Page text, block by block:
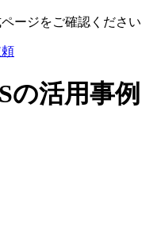
ージをご確認ください
の活用事例